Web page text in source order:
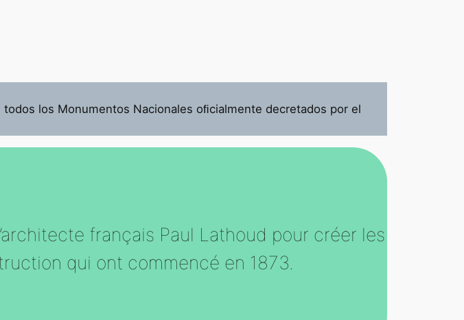
los Monumentos Nacionales oﬁcialmente decretados por el
français Paul Lathoud pour créer les
qui ont commencé en 1873.